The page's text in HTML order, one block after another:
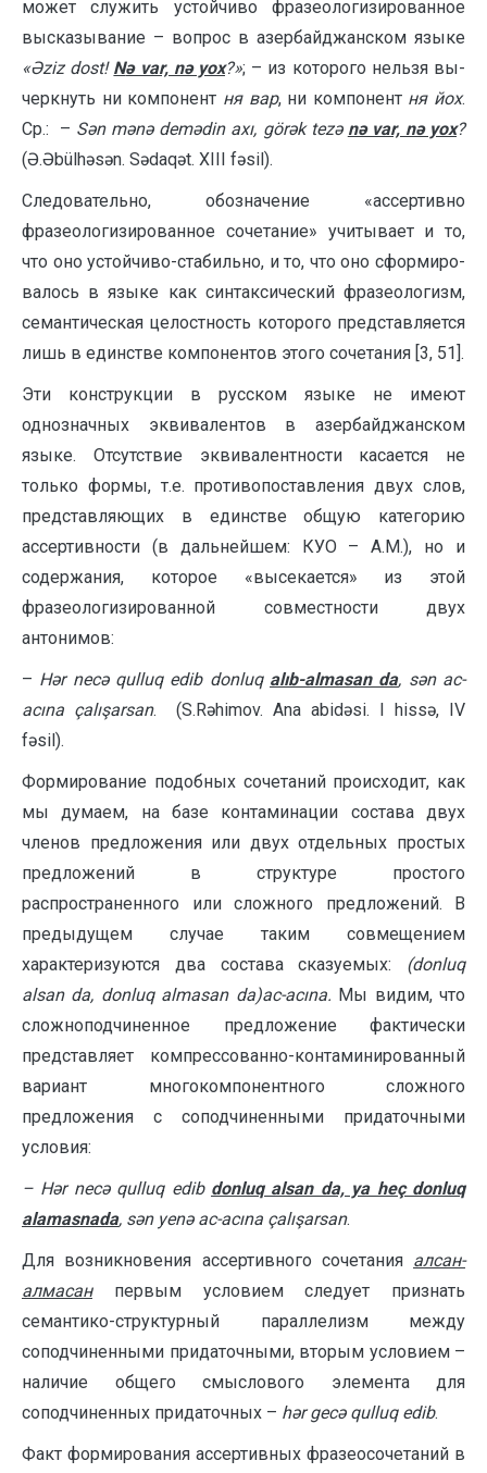
может служить устойчиво фразеологизированное
высказывание – вопрос в азер­байджанском языке
«Əziz dost! Nə var, nə yox?»; – из которого нельзя вы­
чер­кнуть ни компонент ня вар, ни компонент ня йох.
Ср.: – Sən mənə demədin axı, görək tezə nə var, nə yox?
(Ə.Əbülhəsən. Sədaqət. XIII fəsil).
Следовательно, обозначение «ассертивно
фразеологизированное со­че­та­ние» учитывает и то,
что оно устойчиво-стабильно, и то, что оно сфор­ми­ро­
валось в языке как синтаксический фразеологизм,
семантическая целостность которого представляется
лишь в един­стве компонентов этого сочетания [3, 51].
Эти конструкции в русском языке не имеют
однозначных эквивалентов в азербайджанском
языке. Отсутствие эквивалентности касается не
только формы, т.е. противопоставления двух слов,
представляющих в единстве общую категорию
ассертивности (в дальнейшем: КУО – А.М.), но и
содержания, которое «высекается» из этой
фразеологизированной совместности двух
антонимов:
– Hər necə qulluq edib donluq alıb-almasan da, sən ac-
acına çalışarsan. (S.Rəhimov. Ana abidəsi. I hissə, IV
fəsil).
Формирование подобных сочетаний происходит, как
мы думаем, на базе контаминации состава двух
членов предложения или двух отдель­ных простых
предложений в структуре простого
распространенного или слож­ного предложений. В
предыдущем случае таким совмещением
характеризуются два состава сказуемых: (donluq
alsan da, donluq almasan da)ac-acına. Мы видим, что
сложноподчиненное предложение фактически
представляет компрессованно-контаминированный
вариант многокомпонентного сложного
предложения с соподчиненными придаточными
условия:
– Hər necə qulluq edib donluq alsan da, ya heç donluq
alamasnada, sən yenə ac-acına çalışarsan.
Для возникновения ассертивного сочетания алсан-
алмасанпервым усло­вием следует признать
семантико-структурный параллелизм между
соподчи­ненными придаточными, вторым условием –
наличие общего смыслового эле­мента для
соподчиненных придаточных – hər gecə qulluq edib.
Факт формирования ассертивных фразеосочетаний в